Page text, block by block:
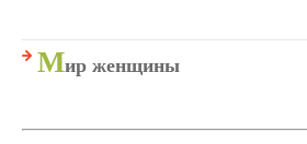
Мир женщины